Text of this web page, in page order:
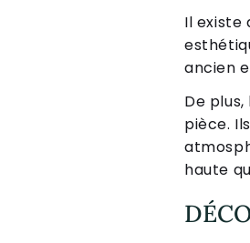
Il existe
ancien
De
pièce.
haute